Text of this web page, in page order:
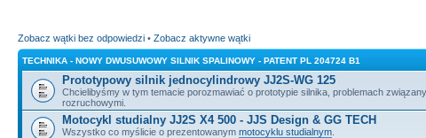
Zobacz wątki bez odpowiedzi • Zobacz aktywne wątki
TECHNIKA - NOWY DWUSUWOWY SILNIK SPALINOWY - PATENT PL 204724 B1
Prototypowy silnik jednocylindrowy JJ2S-WG 125
Chcielibyśmy w tym temacie porozmawiać o prototypie silnika, problemach
rozruchowymi.
Motocykl studialny JJ2S X4 500 - JJS Design & GG TECH
Wszystko co myślicie o prezentowanym motocyklu studialnym